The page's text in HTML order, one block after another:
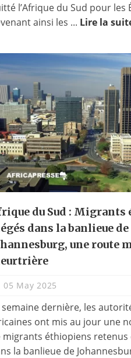
l’Afrique du Sud pour les
ainsi les ... Lire la
du Sud : Migrants
dans la banlieue de
une route
05 May 2025
semaine dernière, les
ont mis au jour une
migrants éthiopiens
la banlieue de